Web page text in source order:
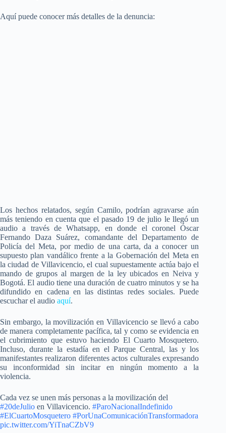
Aquí puede conocer más detalles de la denuncia:
Los hechos relatados, según Camilo, podrían agravarse aún
más teniendo en cuenta que el pasado 19 de julio le llegó un
audio a través de Whatsapp, en donde el coronel Óscar
Fernando Daza Suárez, comandante del Departamento de
Policía del Meta, por medio de una carta, da a conocer un
supuesto plan vandálico frente a la Gobernación del Meta en
la ciudad de Villavicencio, el cual supuestamente actúa bajo el
mando de grupos al margen de la ley ubicados en Neiva y
Bogotá. El audio tiene una duración de cuatro minutos y se ha
difundido en cadena en las distintas redes sociales. Puede
escuchar el audio aquí.
Sin embargo, la movilización en Villavicencio se llevó a cabo
de manera completamente pacífica, tal y como se evidencia en
el cubrimiento que estuvo haciendo El Cuarto Mosquetero.
Incluso, durante la estadía en el Parque Central, las y los
manifestantes realizaron diferentes actos culturales expresando
su inconformidad sin incitar en ningún momento a la
violencia.
Cada vez se unen más personas a la movilización del
#20deJulio en Villavicencio. #ParoNacionalIndefinido
#ElCuartoMosquetero #PorUnaComunicaciónTransformadora
pic.twitter.com/YiTnaCZbV9